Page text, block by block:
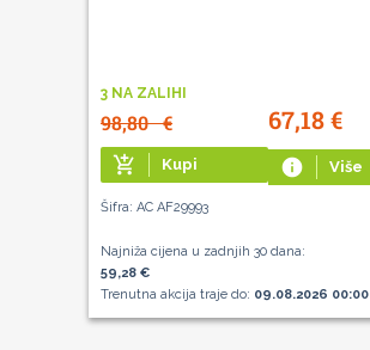
3 NA ZALIHI
98,80€ 67,18€
add_shopping_cart Kupi info Više
Šifra: AC AF29993
Najniža cijena u zadnjih 30 dana:
59,28 €
Trenutna akcija traje do: 09.08.2026 00:00